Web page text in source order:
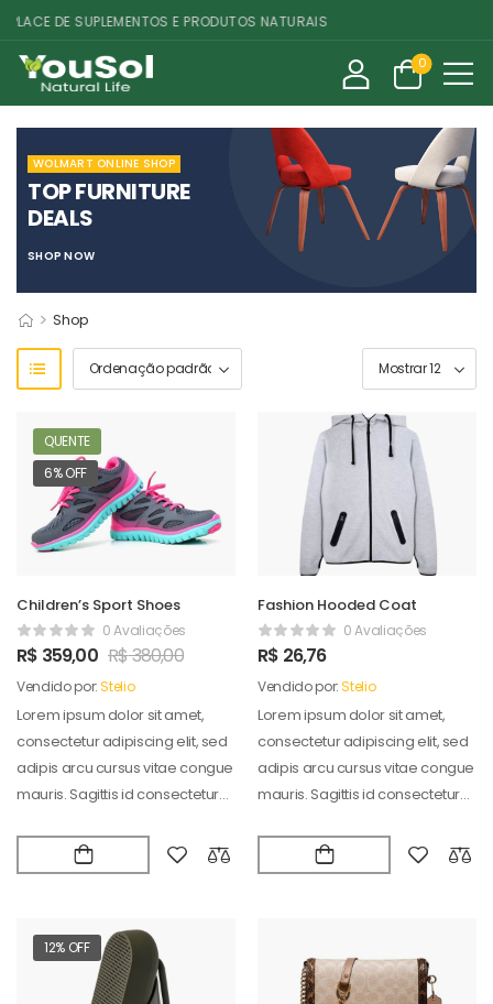
DE SUPLEMENTOS E PRODUTOS NATURAIS
0
WOLMART ONLINE SHOP
TOP FURNITURE
DEALS
SHOP NOW
> Shop
QUENTE
6% OFF
Children’s Sport Shoes
0 Avaliações
R$ 359,00 R$380,00
Vendido por:Stelio
Lorem ipsum dolor sit amet,
consectetur adipiscing elit, sed
adipis arcu cursus vitae congue
mauris. Sagittis id consectetur
Fashion Hooded Coat
0 Avaliações
R$ 26,76
Vendido por:Stelio
Lorem ipsum dolor sit amet,
consectetur adipiscing elit, sed
adipis arcu cursus vitae congue
mauris. Sagittis id consectetur
12% OFF